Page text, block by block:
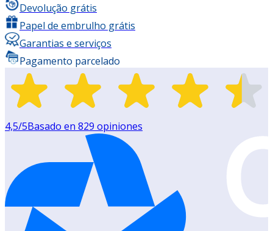
Devolução grátis
Papel de embrulho grátis
Garantias e serviços
Pagamento parcelado
4,5/5Basado en 829 opiniones